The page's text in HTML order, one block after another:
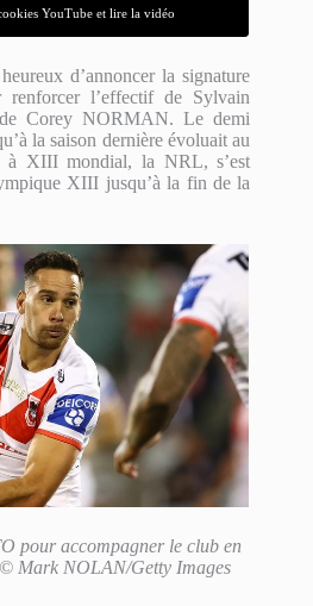
YouTube et lire la vidéo
d’annoncer la signature
renforcer l’effectif de Sylvain
Corey NORMAN. Le demi
la saison dernière évoluait au
à XIII mondial, la NRL, s’est
XIII jusqu’à la fin de la
pour accompagner le club en
Mark NOLAN/Getty Images